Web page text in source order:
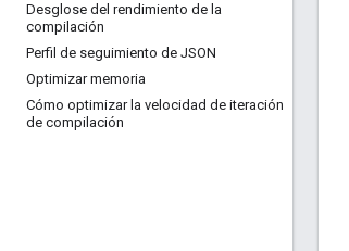
Desglose del rendimiento de la
compilación
Perfil de seguimiento de JSON
Optimizar memoria
Cómo optimizar la velocidad de iteración
de compilación